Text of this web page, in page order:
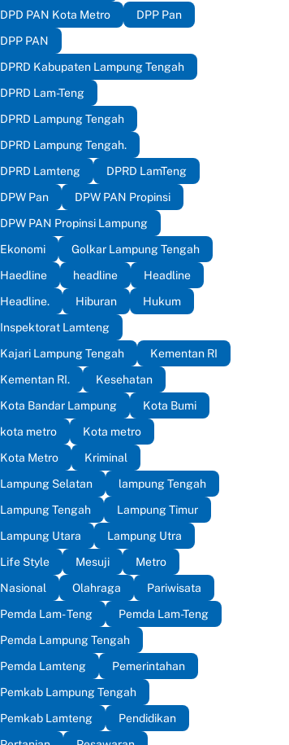
DPD PAN Kota Metro
DPP Pan
DPP PAN
DPRD Kabupaten Lampung Tengah
DPRD Lam-Teng
DPRD Lampung Tengah
DPRD Lampung Tengah.
DPRD Lamteng
DPRD LamTeng
DPW Pan
DPW PAN Propinsi
DPW PAN Propinsi Lampung
Ekonomi
Golkar Lampung Tengah
Haedline
headline
Headline
Headline.
Hiburan
Hukum
Inspektorat Lamteng
Kajari Lampung Tengah
Kementan RI
Kementan RI.
Kesehatan
Kota Bandar Lampung
Kota Bumi
kota metro
Kota metro
Kota Metro
Kriminal
Lampung Selatan
lampung Tengah
Lampung Tengah
Lampung Timur
Lampung Utara
Lampung Utra
Life Style
Mesuji
Metro
Nasional
Olahraga
Pariwisata
Pemda Lam- Teng
Pemda Lam-Teng
Pemda Lampung Tengah
Pemda Lamteng
Pemerintahan
Pemkab Lampung Tengah
Pemkab Lamteng
Pendidikan